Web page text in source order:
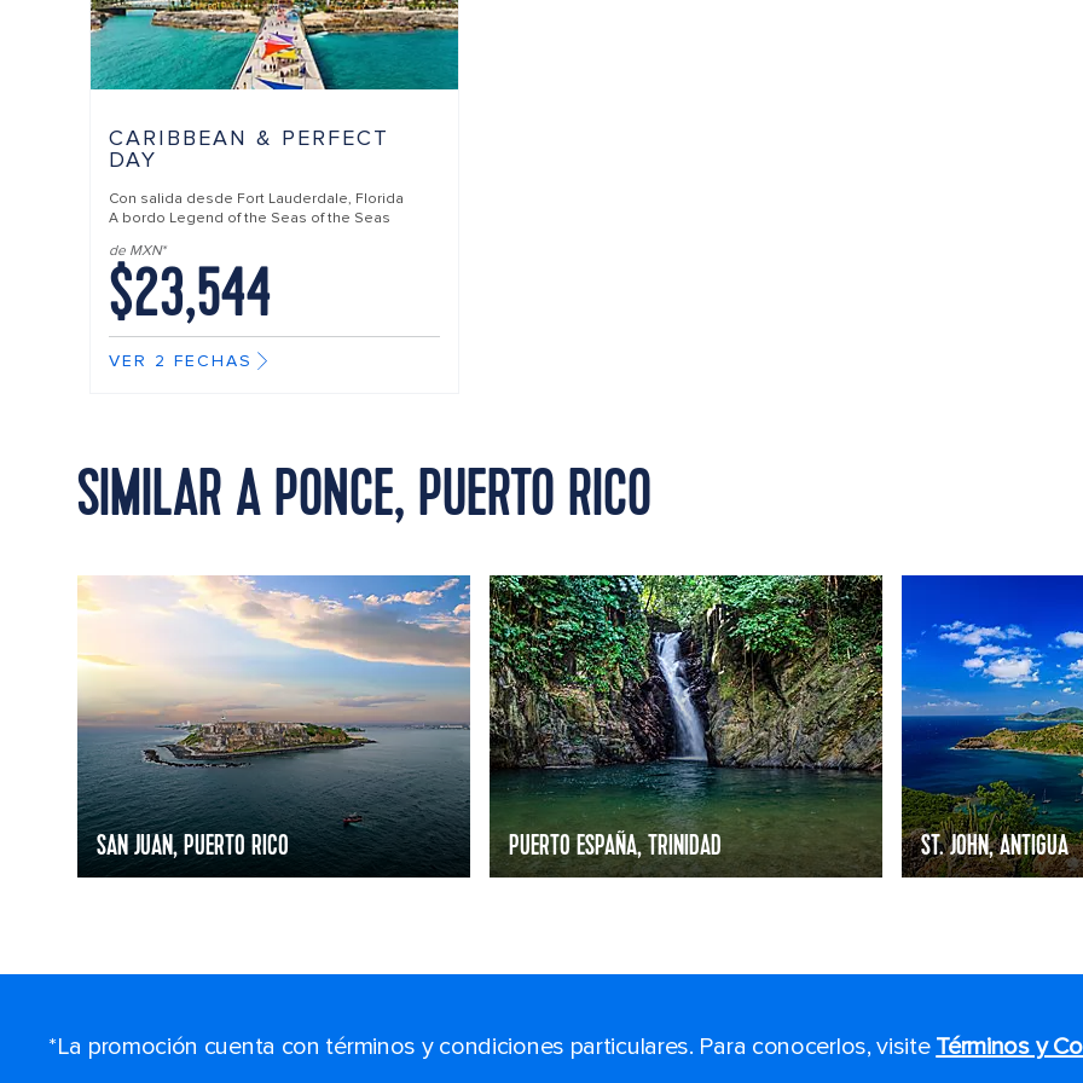
CARIBBEAN & PERFECT
DAY
Con salida desde Fort Lauderdale, Florida
A bordo Legend of the Seas of the Seas
de MXN*
$23,544
VER 2 FECHAS
SIMILAR A PONCE, PUERTO RICO
SAN JUAN, PUERTO RICO PUERTO ESPAÑA, TRINIDAD ST. JOHN, ANTIGUA
*La promoción cuenta con términos y condiciones particulares. Para conocerlos, visite Términos y